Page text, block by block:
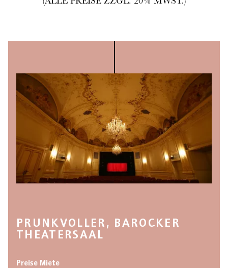
PRUNKVOLLER, BAROCKER
THEATERSAAL
Preise Miete